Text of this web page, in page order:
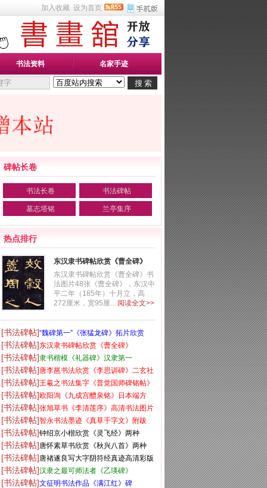
加入收藏 设为首页
书法资料 名家手迹
碑帖长卷
书法长卷 书法碑帖
墓志塔铭 兰亭集序
热点排行
东汉隶书碑帖欣赏《曹全碑》
东汉隶书碑帖欣赏《曹全碑》书
法图片48张《曹全碑》，东汉中
平二年（185年）十月立，高
272厘米，宽95厘... 阅读全文>>
[书法碑帖]“魏碑第一”《张猛龙碑》拓片欣赏
[书法碑帖]东汉隶书碑帖欣赏《曹全碑》
[书法碑帖]隶书楷模《礼器碑》汉隶第一
[书法碑帖]唐李邕书法欣赏《李思训碑》二玄社
高清版
[书法碑帖]王羲之书法集字《普觉国师碑铭帖》
[书法碑帖]欧阳询《九成宫醴泉铭》日本端方
(三井)旧藏本
[书法碑帖]张旭草书《李清莲序》高清书法图片
欣赏
[书法碑帖]智永书法墨迹《真草千字文》附跋
[书法碑帖]钟绍京小楷欣赏《灵飞经》两种
[书法碑帖]唐怀素草书欣赏《秋兴八首》两种
[书法碑帖]唐禇遂良写大字阴符经真迹高清彩版
[书法碑帖]汉隶之最可师法者《乙瑛碑》
[书法碑帖]文征明书法作品《满江红》碑